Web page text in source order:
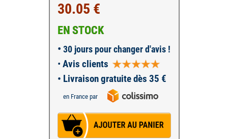
30.05 €
EN STOCK
• 30 jours pour changer d'avis !
• Avis clients
• Livraison gratuite dès 35 €
en France par